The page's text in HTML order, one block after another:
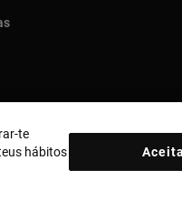
e moeda:Portugal / Euro
te
hábitos